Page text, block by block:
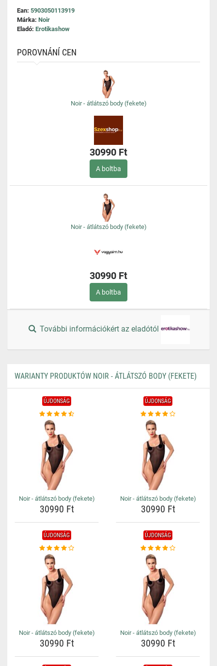
Ean: 5903050113919
Márka: Noir
Eladó: Erotikashow
POROVNÁNÍ CEN
Noir - átlátszó body (fekete)
30990 Ft
A boltba
Noir - átlátszó body (fekete)
30990 Ft
A boltba
További információkért az eladótól
WARIANTY PRODUKTÓW NOIR - ÁTLÁTSZÓ BODY (FEKETE)
ÚJDONSÁG
Noir - átlátszó body (fekete)
30990 Ft
ÚJDONSÁG
Noir - átlátszó body (fekete)
30990 Ft
ÚJDONSÁG
Noir - átlátszó body (fekete)
30990 Ft
ÚJDONSÁG
Noir - átlátszó body (fekete)
30990 Ft